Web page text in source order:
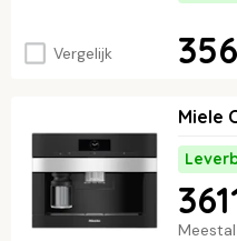
Vergelijk
Miele
Meestal